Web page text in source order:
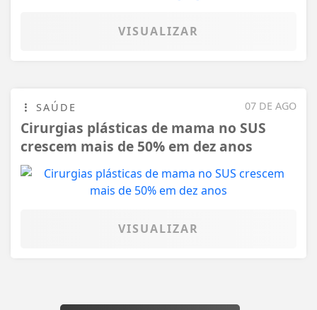
VISUALIZAR
07 DE AGO
SAÚDE
Cirurgias plásticas de mama no SUS
crescem mais de 50% em dez anos
VISUALIZAR